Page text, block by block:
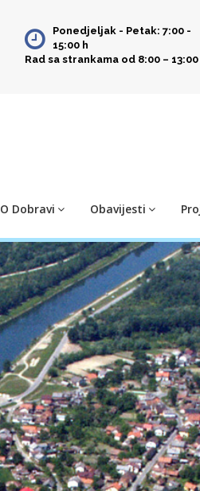
Ponedjeljak - Petak: 7:00 -
15:00 h
Rad sa strankama od 8:00 – 13:00
O Dobravi Obavijesti